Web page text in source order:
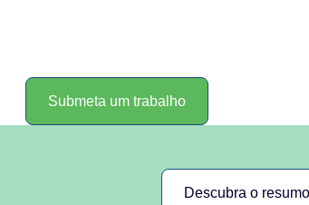
Submeta um trabalho
Descubra o